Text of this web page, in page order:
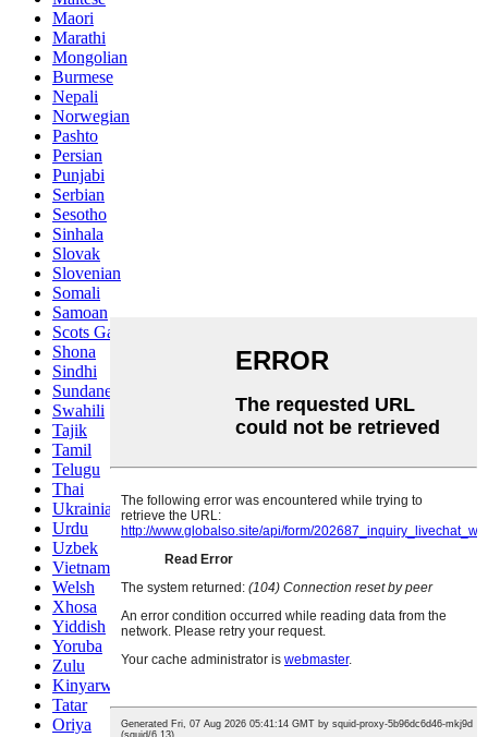
Maori
Marathi
Mongolian
Burmese
Nepali
Norwegian
Pashto
Persian
Punjabi
Serbian
Sesotho
Sinhala
Slovak
Slovenian
Somali
Samoan
Scots Gaelic
Shona
Sindhi
Sundanese
Swahili
Tajik
Tamil
Telugu
Thai
Ukrainian
Urdu
Uzbek
Vietnamese
Welsh
Xhosa
Yiddish
Yoruba
Zulu
Kinyarwanda
Tatar
Oriya